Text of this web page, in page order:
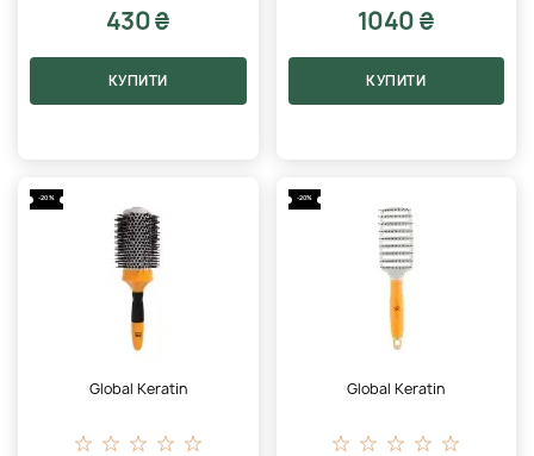
430 ₴
КУПИТИ
1040 ₴
КУПИТИ
-20%
Global Keratin
-20%
Global Keratin